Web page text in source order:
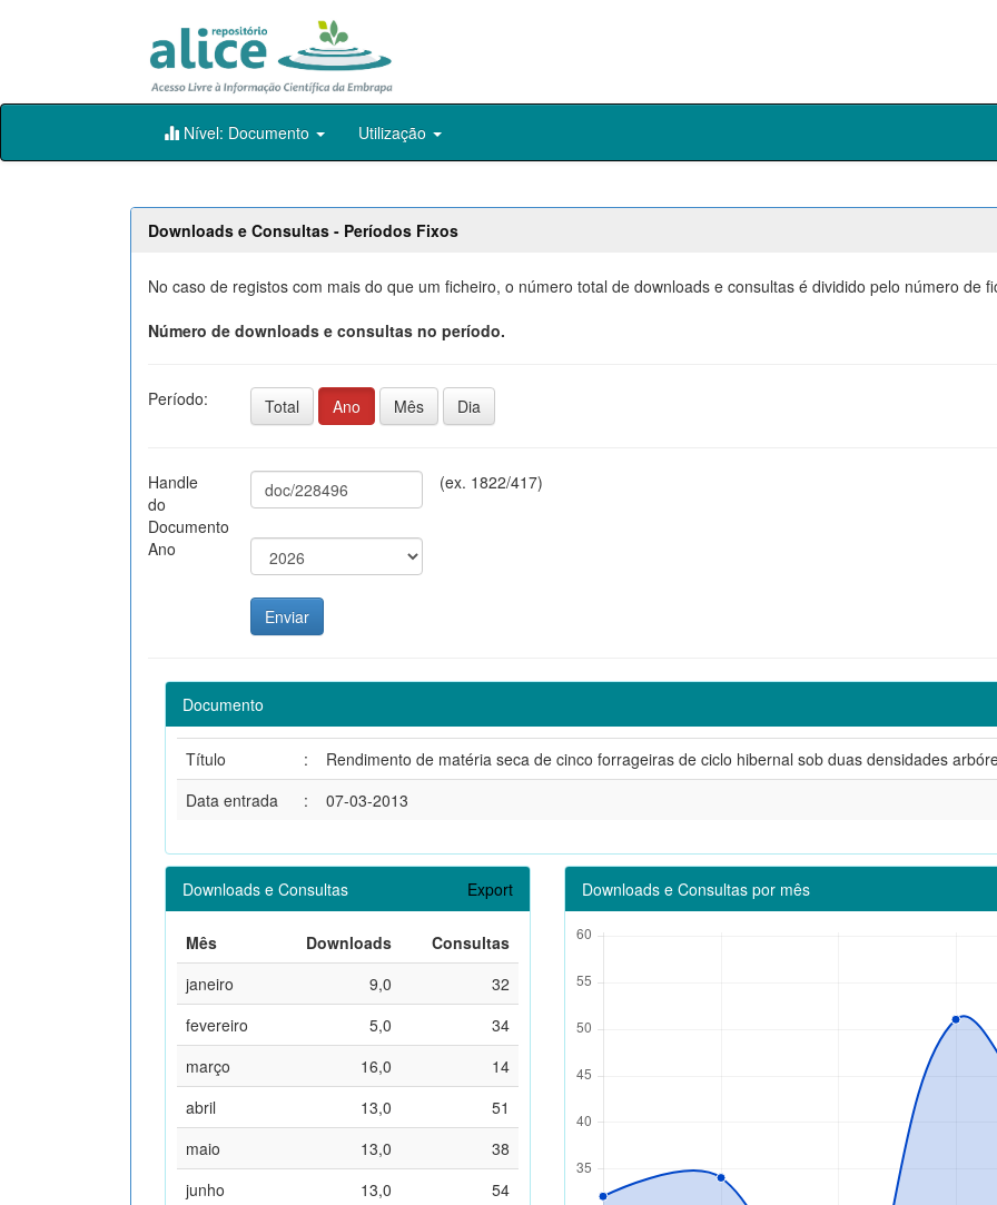
Skip
Nível: Documento Utilização
Downloads e Consultas - Períodos Fixos
No caso de registos com mais do que um ficheiro, o número total de downloads e consultas é dividido pelo número de
Número de downloads e consultas no período.
Período: Total Ano Mês Dia
Handle
do
Documento
(ex. 1822/417)
Ano
Documento
Título :
Rendimento de matéria seca de cinco forrageiras de ciclo hibernal sob duas densidades
Data entrada
: 07-03-2013
Downloads e Consultas Export
Mês Downloads
Consultas
janeiro
9,0
32
fevereiro
5,0
34
março
16,0
14
abril
13,0
51
maio
13,0
38
junho
13,0
54
Downloads e Consultas por mês